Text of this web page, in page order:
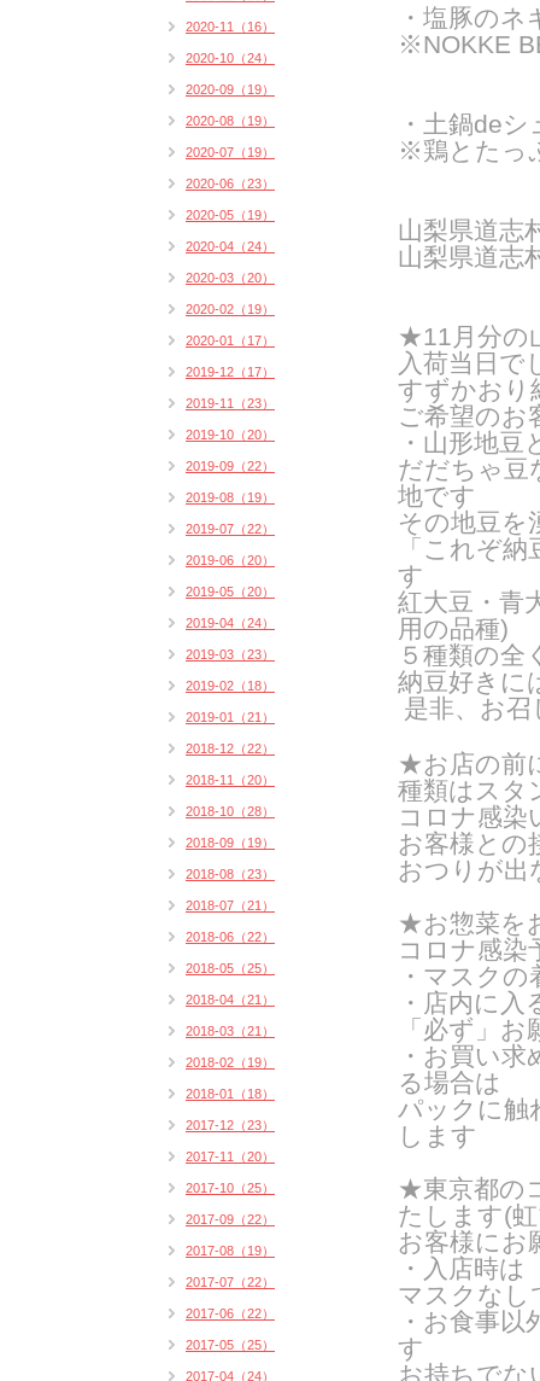
・塩豚のネ
※NOKKE
・ 土鍋deシ
※鶏とたっ
山梨県道志
山梨県道志
★11月分の
入荷当日で
すずかおり
ご希望のお
・山形地
だだちゃ豆
地です
その地豆を
「これぞ
す
紅大豆・青
用の品種)
５種類の全
納豆好きに
是非、お
★お店の前
種類はスタ
コロナ感染
お客様との
おつりが出
★お惣菜を
コロナ感染
・マスク
・店内に
「必ず」
・お買い
る場合は
パックに触
します
★東京都の
たします(
お客様にお
・入店時
マスクなし
・お食事
す
お持ちでな
2020-11（16）
2020-10（24）
2020-09（19）
2020-08（19）
2020-07（19）
2020-06（23）
2020-05（19）
2020-04（24）
2020-03（20）
2020-02（19）
2020-01（17）
2019-12（17）
2019-11（23）
2019-10（20）
2019-09（22）
2019-08（19）
2019-07（22）
2019-06（20）
2019-05（20）
2019-04（24）
2019-03（23）
2019-02（18）
2019-01（21）
2018-12（22）
2018-11（20）
2018-10（28）
2018-09（19）
2018-08（23）
2018-07（21）
2018-06（22）
2018-05（25）
2018-04（21）
2018-03（21）
2018-02（19）
2018-01（18）
2017-12（23）
2017-11（20）
2017-10（25）
2017-09（22）
2017-08（19）
2017-07（22）
2017-06（22）
2017-05（25）
2017-04（24）